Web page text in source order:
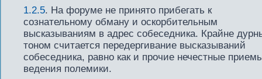
1.2.5. На форуме не принято прибегать к
сознательному обману и оскорбительным
высказываниям в адрес собеседника. Крайне
тоном считается передергивание высказываний
собеседника, равно как и прочие нечестные
ведения полемики.